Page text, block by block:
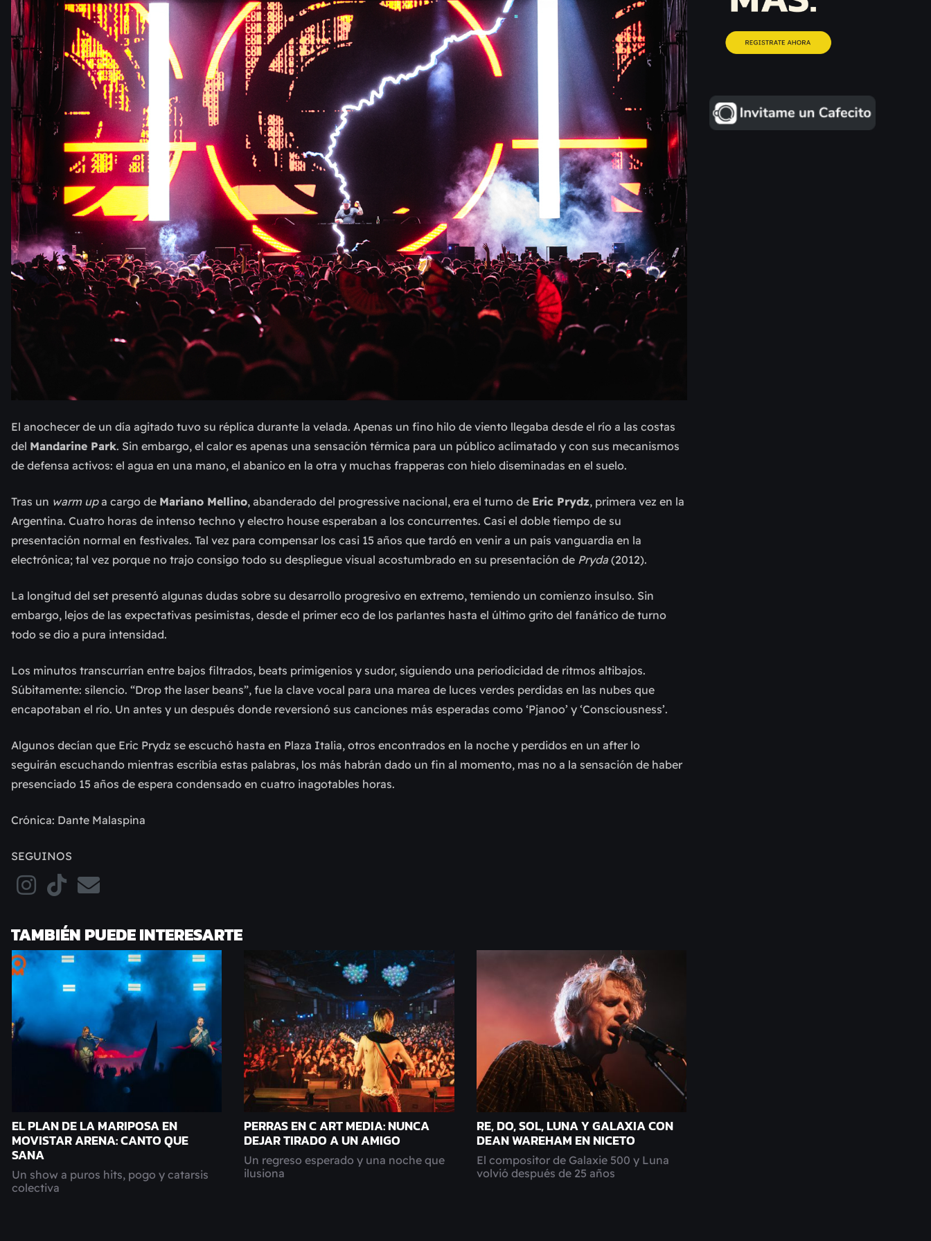
El anochecer de un día agitado tuvo su réplica durante la velada. Apenas un fino hilo de viento llegaba desde el río a las costas
del Mandarine Park. Sin embargo, el calor es apenas una sensación térmica para un público aclimatado y con sus mecanismos
de defensa activos: el agua en una mano, el abanico en la otra y muchas frapperas con hielo diseminadas en el suelo.
Tras un warm upa cargo de Mariano Mellino, abanderado del progressive nacional, era el turno de Eric Prydz, primera vez en la
Argentina. Cuatro horas de intenso techno y electro house esperaban a los concurrentes. Casi el doble tiempo de su
presentación normal en festivales. Tal vez para compensar los casi 15 años que tardó en venir a un país vanguardia en la
electrónica; tal vez porque no trajo consigo todo su despliegue visual acostumbrado en su presentación de Pryda (2012).
La longitud del set presentó algunas dudas sobre su desarrollo progresivo en extremo, temiendo un comienzo insulso. Sin
embargo, lejos de las expectativas pesimistas, desde el primer eco de los parlantes hasta el último grito del fanático de turno
todo se dio a pura intensidad.
Los minutos transcurrían entre bajos filtrados, beats primigenios y sudor, siguiendo una periodicidad de ritmos altibajos.
Súbitamente: silencio. “Drop the laser beans”, fue la clave vocal para una marea de luces verdes perdidas en las nubes que
encapotaban el río. Un antes y un después donde reversionó sus canciones más esperadas como ‘Pjanoo’ y ‘Consciousness’.
Algunos decían que Eric Prydz se escuchó hasta en Plaza Italia, otros encontrados en la noche y perdidos en un after lo
seguirán escuchando mientras escribía estas palabras, los más habrán dado un fin al momento, mas no a la sensación de haber
presenciado 15 años de espera condensado en cuatro inagotables horas.
Crónica: Dante Malaspina
SEGUINOS
TAMBIÉN PUEDE INTERESARTE
EL PLAN DE LA MARIPOSA EN
MOVISTAR ARENA: CANTO QUE
SANA
Un show a puros hits, pogo y catarsis
colectiva
PERRAS EN C ART MEDIA: NUNCA
DEJAR TIRADO A UN AMIGO
Un regreso esperado y una noche que
ilusiona
RE, DO, SOL, LUNA Y GALAXIA CON
DEAN WAREHAM EN NICETO
El compositor de Galaxie 500 y Luna
volvió después de 25 años